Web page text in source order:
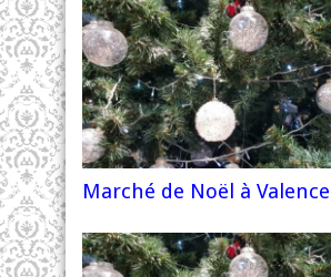
Marché de Noël à Valence